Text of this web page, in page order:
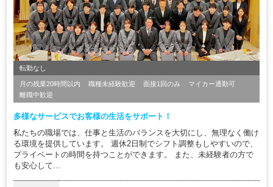
転勤なし
月の残業20時間以内 職種未経験歓迎 面接1回のみ
マイカー通勤可
離職中歓迎
多様なサービスでお客様の生活をサポート！
私たちの職場では、仕事と生活のバランスを大切にし、無理なく働け
る環境を提供しています。 週休2日制でシフト調整もしやすいので、
プライベートの時間を持つことができます。 また、未経験者の方で
も安心して...